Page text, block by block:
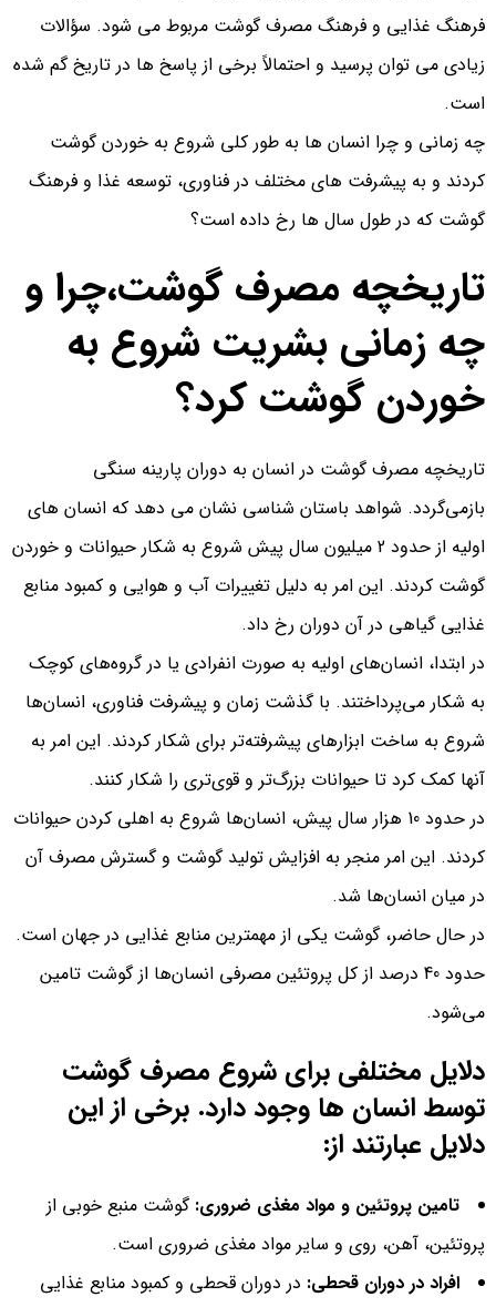
فرهنگ غذایی و فرهنگ مصرف گوشت مربوط می شود. سؤالات
زیادی می توان پرسید و احتمالاً برخی از پاسخ ها در تاریخ گم شده
است.
چه زمانی و چرا انسان ها به طور کلی شروع به خوردن گوشت
کردند و به پیشرفت های مختلف در فناوری، توسعه غذا و فرهنگ
گوشت که در طول سال ها رخ داده است؟
تاریخچه مصرف گوشت،چرا و
چه زمانی بشریت شروع به
خوردن گوشت کرد؟
تاریخچه مصرف گوشت در انسان به دوران پارینه سنگی
بازمی‌گردد. شواهد باستان‌ شناسی نشان می‌ دهد که انسان‌ های
اولیه از حدود 2 میلیون سال پیش شروع به شکار حیوانات و خوردن
گوشت کردند. این امر به دلیل تغییرات آب و هوایی و کمبود منابع
غذایی گیاهی در آن دوران رخ داد.
در ابتدا، انسان‌های اولیه به صورت انفرادی یا در گروه‌های کوچک
به شکار می‌پرداختند. با گذشت زمان و پیشرفت فناوری، انسان‌ها
شروع به ساخت ابزارهای پیشرفته‌تر برای شکار کردند. این امر به
آنها کمک کرد تا حیوانات بزرگ‌تر و قوی‌تری را شکار کنند.
در حدود 10 هزار سال پیش، انسان‌ها شروع به اهلی کردن حیوانات
کردند. این امر منجر به افزایش تولید گوشت و گسترش مصرف آن
در میان انسان‌ها شد.
در حال حاضر، گوشت یکی از مهمترین منابع غذایی در جهان است.
حدود 40 درصد از کل پروتئین مصرفی انسان‌ها از گوشت تامین
می‌شود.
دلایل مختلفی برای شروع مصرف گوشت
توسط انسان‌ ها وجود دارد. برخی از این
دلایل عبارتند از:
تامین پروتئین و مواد مغذی ضروری: گوشت منبع خوبی از
پروتئین، آهن، روی و سایر مواد مغذی ضروری است.
افراد در دوران قحطی: در دوران قحطی و کمبود منابع غذایی